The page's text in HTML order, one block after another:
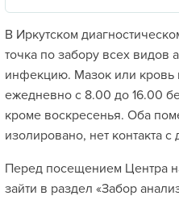
В Иркутском
точка по забору всех видов
инфекцию. Мазок или кровь
ежедневно с 8.00 до 16.00
кроме воскресенья. Оба
изолировано, нет контакта
Перед посещением Центра
зайти в раздел «Забор